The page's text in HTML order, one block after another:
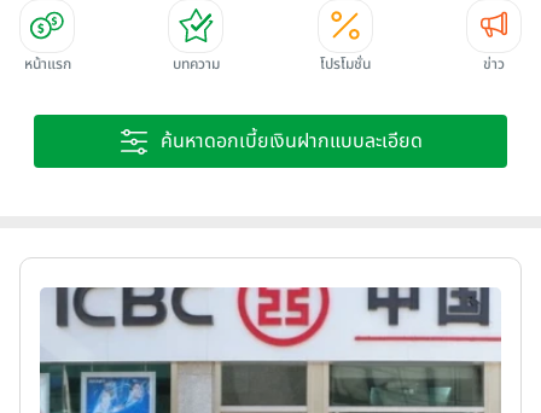
หน้าแรก บทความ โปรโมชั่น ข่าว
ค้นหาดอกเบี้ยเงินฝากแบบละเอียด